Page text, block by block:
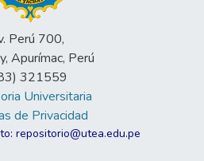
Perú 700,
Apurímac, Perú
321559
Universitaria
de Privacidad
repositorio@utea.edu.pe